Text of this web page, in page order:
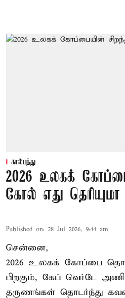
கால்பந்து
2026 உலகக்
கோல் எது
Published on: 28 Jul 2026, 9:44 am
சென்னை,
2026 உலகக் கோப்பை
பிறகும், கேப் வெர்டே
தருணங்கள் தொடர்ந்து